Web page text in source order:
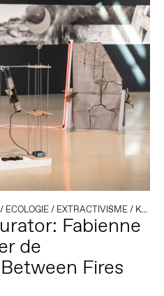
ECOLOGIE/ EXTRACTIVISME/ KOLONIALE GESCHIEDENIS
Fabienne
de
Fires